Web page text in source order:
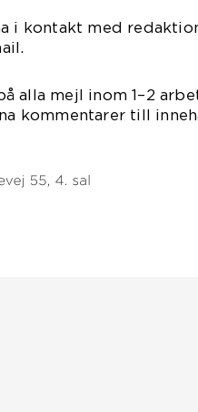
i kontakt med
alla mejl inom 1–2
kommentarer till